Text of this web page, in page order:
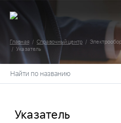
Главная Справочный центр
Указатель
Найти по названию
Указатель